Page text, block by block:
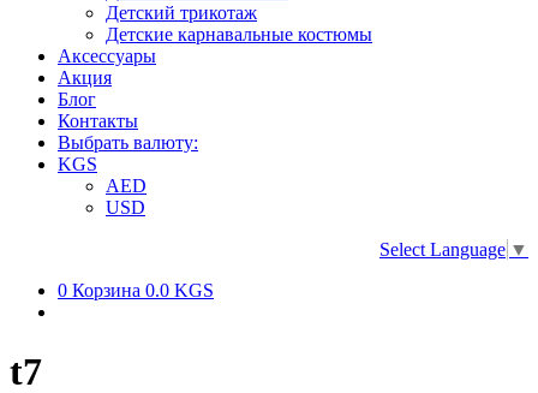
Детский трикотаж
Детские карнавальные костюмы
Аксессуары
Акция
Блог
Контакты
Выбрать валюту:
KGS
AED
USD
Select Language ▼
0 Корзина 0.0 KGS
t7